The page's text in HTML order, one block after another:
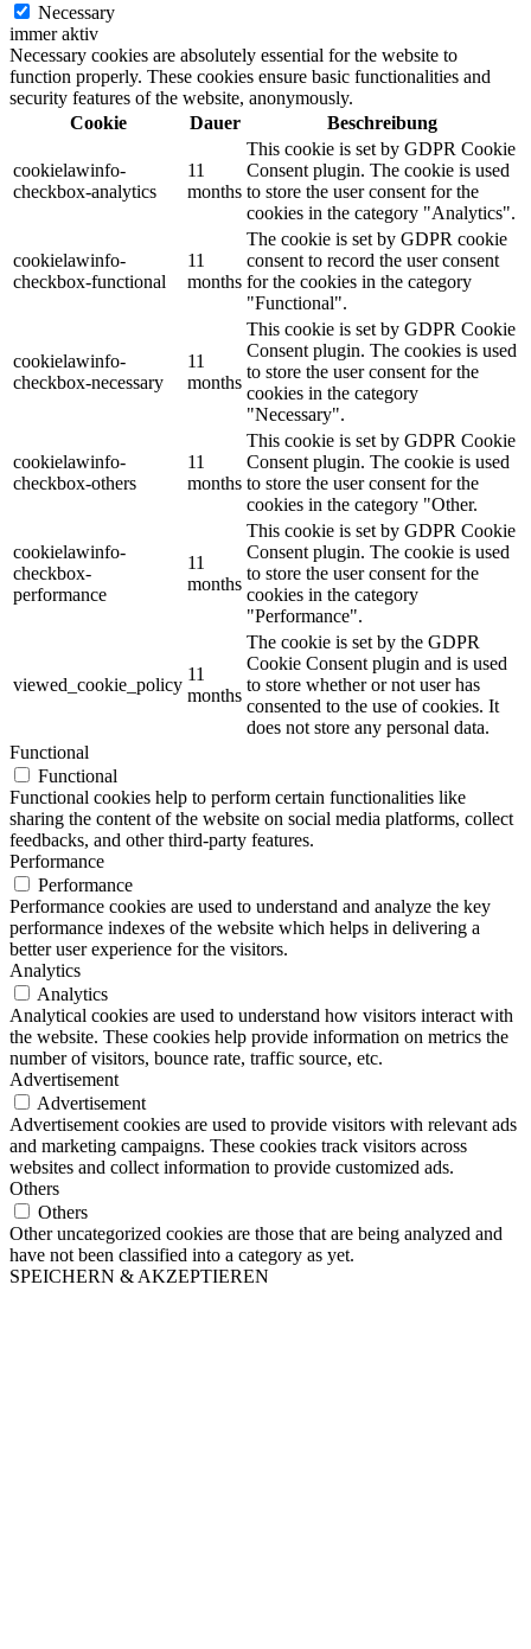
Necessary
immer aktiv
Necessary cookies are absolutely essential for the website to
function properly. These cookies ensure basic functionalities and
security features of the website, anonymously.
Cookie
Dauer Beschreibung
cookielawinfo-
checkbox-analytics
11
months
This cookie is set by GDPR Cookie
Consent plugin. The cookie is used
to store the user consent for the
cookies in the category "Analytics".
cookielawinfo-
checkbox-functional
11
months
The cookie is set by GDPR cookie
consent to record the user consent
for the cookies in the category
"Functional".
cookielawinfo-
checkbox-necessary
11
months
This cookie is set by GDPR Cookie
Consent plugin. The cookies is used
to store the user consent for the
cookies in the category
"Necessary".
cookielawinfo-
checkbox-others
11
months
This cookie is set by GDPR Cookie
Consent plugin. The cookie is used
to store the user consent for the
cookies in the category "Other.
cookielawinfo-
checkbox-
performance
11
months
This cookie is set by GDPR Cookie
Consent plugin. The cookie is used
to store the user consent for the
cookies in the category
"Performance".
viewed_cookie_policy
11
months
The cookie is set by the GDPR
Cookie Consent plugin and is used
to store whether or not user has
consented to the use of cookies. It
does not store any personal data.
Functional
Functional
Functional cookies help to perform certain functionalities like
sharing the content of the website on social media platforms, collect
feedbacks, and other third-party features.
Performance
Performance
Performance cookies are used to understand and analyze the key
performance indexes of the website which helps in delivering a
better user experience for the visitors.
Analytics
Analytics
Analytical cookies are used to understand how visitors interact with
the website. These cookies help provide information on metrics the
number of visitors, bounce rate, traffic source, etc.
Advertisement
Advertisement
Advertisement cookies are used to provide visitors with relevant ads
and marketing campaigns. These cookies track visitors across
websites and collect information to provide customized ads.
Others
Others
Other uncategorized cookies are those that are being analyzed and
have not been classified into a category as yet.
SPEICHERN & AKZEPTIEREN